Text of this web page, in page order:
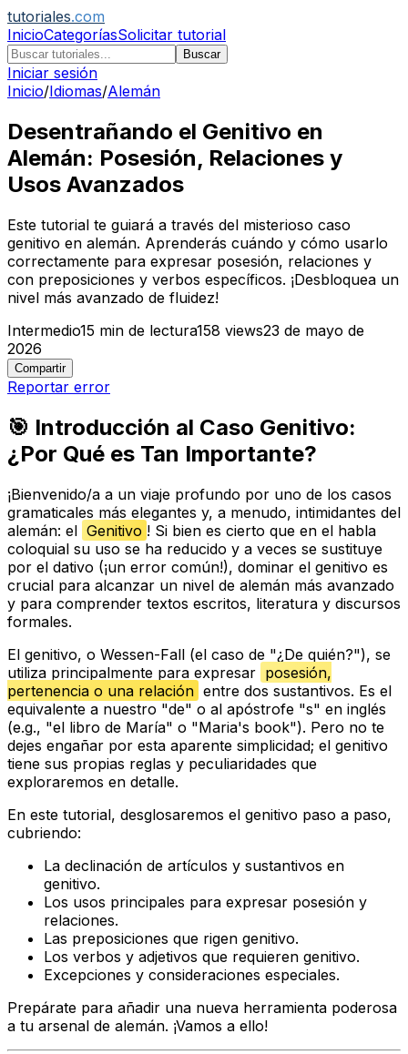
tutoriales.com
InicioCategoríasSolicitar tutorial
Buscar
Iniciar sesión
Inicio/Idiomas/Alemán
Desentrañando el Genitivo en
Alemán: Posesión, Relaciones y
Usos Avanzados
Este tutorial te guiará a través del misterioso caso
genitivo en alemán. Aprenderás cuándo y cómo usarlo
correctamente para expresar posesión, relaciones y
con preposiciones y verbos específicos. ¡Desbloquea un
nivel más avanzado de fluidez!
Intermedio15 min de lectura158 views23 de mayo de
2026
Compartir
Reportar error
🎯 Introducción al Caso Genitivo:
¿Por Qué es Tan Importante?
¡Bienvenido/a a un viaje profundo por uno de los casos
gramaticales más elegantes y, a menudo, intimidantes del
alemán: el Genitivo ! Si bien es cierto que en el habla
coloquial su uso se ha reducido y a veces se sustituye
por el dativo (¡un error común!), dominar el genitivo es
crucial para alcanzar un nivel de alemán más avanzado
y para comprender textos escritos, literatura y discursos
formales.
El genitivo, o Wessen-Fall (el caso de "¿De quién?"), se
utiliza principalmente para expresar posesión,
pertenencia o una relación entre dos sustantivos. Es el
equivalente a nuestro "de" o al apóstrofe "s" en inglés
(e.g., "el libro de María" o "Maria's book"). Pero no te
dejes engañar por esta aparente simplicidad; el genitivo
tiene sus propias reglas y peculiaridades que
exploraremos en detalle.
En este tutorial, desglosaremos el genitivo paso a paso,
cubriendo:
La declinación de artículos y sustantivos en
genitivo.
Los usos principales para expresar posesión y
relaciones.
Las preposiciones que rigen genitivo.
Los verbos y adjetivos que requieren genitivo.
Excepciones y consideraciones especiales.
Prepárate para añadir una nueva herramienta poderosa
a tu arsenal de alemán. ¡Vamos a ello!